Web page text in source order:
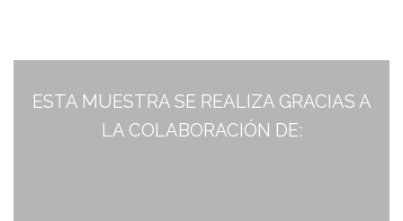
ESTA MUESTRA SE REALIZA GRACIAS A
LA COLABORACIÓN DE: